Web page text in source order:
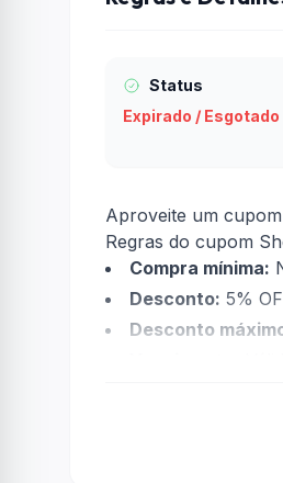
Status
Expirado / Esgotado
Aproveite um
Regras do cupom
Compra mínima:
Desconto: 5%
Desconto
informações sobre